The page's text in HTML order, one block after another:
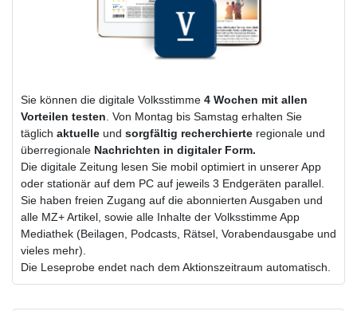
Sie können die digitale Volksstimme 4 Wochen mit allen
Vorteilen testen . Von Montag bis Samstag erhalten Sie
täglich aktuelle und sorgfältig recherchierte regionale und
überregionale Nachrichten in digitaler Form.
Die digitale Zeitung lesen Sie mobil optimiert in unserer App
oder stationär auf dem PC auf jeweils 3 Endgeräten parallel.
Sie haben freien Zugang auf die abonnierten Ausgaben und
alle MZ+ Artikel, sowie alle Inhalte der Volksstimme App
Mediathek (Beilagen, Podcasts, Rätsel, Vorabendausgabe und
vieles mehr).
Die Leseprobe endet nach dem Aktionszeitraum automatisch.